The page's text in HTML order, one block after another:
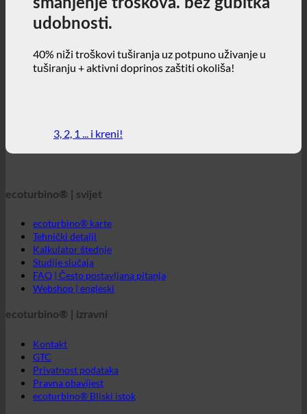
ecoturbino® | izvorno - 40%
smanjenje troškova. bez gubitka
udobnosti.
ecoturbino® | svijet
ecoturbino® karte
Tehnički detalji
Kalkulator štednje
Studije slučaja
Webshop | engleski
ecoturbino® | izravni
Kontakt
GTC
Privatnost podataka